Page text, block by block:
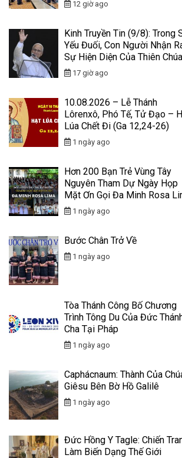
12 giờ ago
Kinh Truyền Tin (9/8): Trong
Yếu Đuối, Con Người Nhận
Sự Hiện Diện Của Thiên Chúa
17 giờ ago
10.08.2026 – Lễ Thánh
Lôrenxô, Phó Tế, Tử Đạo –
Lúa Chết Đi (Ga 12,24-26)
1 ngày ago
Hơn 200 Bạn Trẻ Vùng Tây
Nguyên Tham Dự Ngày Họp
Mặt Ơn Gọi Đa Minh Rosa
1 ngày ago
Bước Chân Trở Về
1 ngày ago
Tòa Thánh Công Bố Chương
Trình Tông Du Của Đức
Cha Tại Pháp
1 ngày ago
Caphácnaum: Thành Của
Giêsu Bên Bờ Hồ Galilê
1 ngày ago
Đức Hồng Y Tagle: Chiến
Làm Biến Dạng Thế Giới